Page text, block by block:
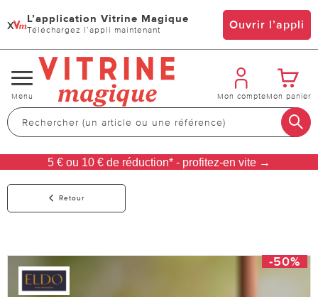
x L’application Vitrine Magique
Téléchargez l’appli maintenant Ouvrir l’appli
Changer
de
navigation
Menu Mon compteMon panier
5 € ou 10 € de réduction* - profitez-en vite →
Retour
-50%